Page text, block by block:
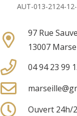
AUT-013-2124-
97 Rue
13007
04 94 23 99
Ouvert 24h/